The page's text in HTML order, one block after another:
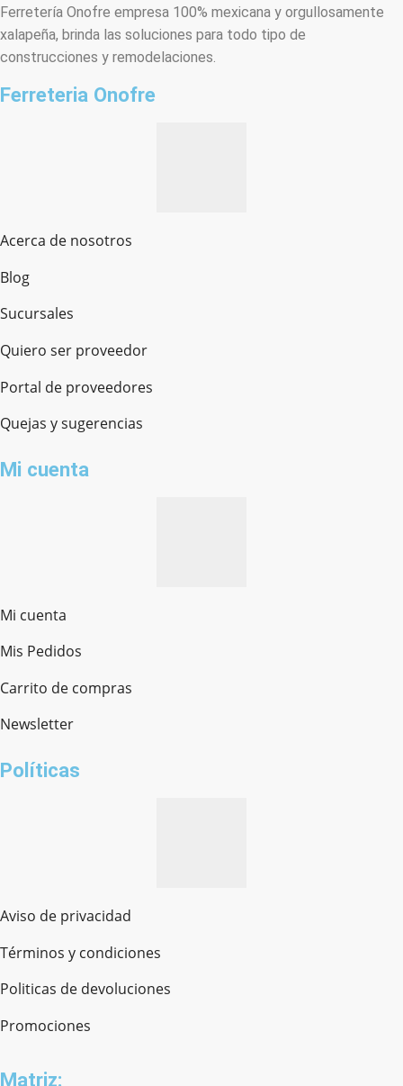
Ferretería Onofre empresa 100% mexicana y orgullosamente
xalapeña, brinda las soluciones para todo tipo de
construcciones y remodelaciones.
Ferreteria Onofre
Acerca de nosotros
Blog
Sucursales
Quiero ser proveedor
Portal de proveedores
Quejas y sugerencias
Mi cuenta
Mi cuenta
Mis Pedidos
Carrito de compras
Newsletter
Políticas
Aviso de privacidad
Términos y condiciones
Politicas de devoluciones
Promociones
Matriz: